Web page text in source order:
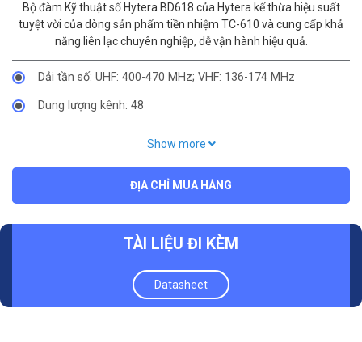
Bộ đàm Kỹ thuật số Hytera BD618 của Hytera kế thừa hiệu suất
tuyệt vời của dòng sản phẩm tiền nhiệm TC-610 và cung cấp khả
năng liên lạc chuyên nghiệp, dễ vận hành hiệu quả.
Dải tần số: UHF: 400-470 MHz; VHF: 136-174 MHz
Dung lượng kênh: 48
Điện áp hoạt động: 7.2V
Show more
ĐỊA CHỈ MUA HÀNG
TÀI LIỆU ĐI KÈM
Datasheet